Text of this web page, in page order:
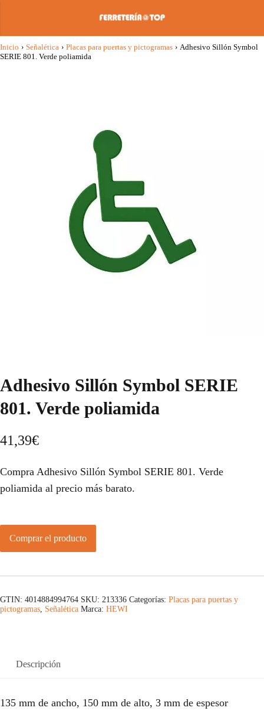
Inicio › Señalética › Placas para puertas y pictogramas › Adhesivo Sillón Symbol
SERIE 801. Verde poliamida
Adhesivo Sillón Symbol SERIE
801. Verde poliamida
41,39€
Compra Adhesivo Sillón Symbol SERIE 801. Verde
poliamida al precio más barato.
Comprar el producto
GTIN: 4014884994764 SKU: 213336 Categorías: Placas para puertas y
pictogramas, Señalética Marca: HEWI
Descripción
135 mm de ancho, 150 mm de alto, 3 mm de espesor